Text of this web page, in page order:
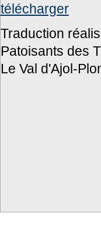
télécharger
Traduction
Patoisants des
Le Val d'Ajol-